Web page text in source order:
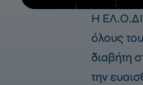
Η
όλους
διαβήτη
την